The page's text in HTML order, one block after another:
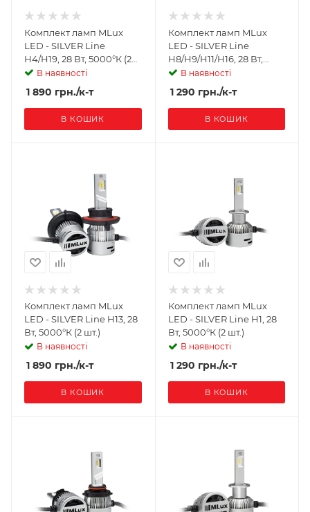
Комплект ламп MLux
LED - SILVER Line
H4/H19, 28 Вт, 5000°К (2
шт.)В наявності
1 890 грн./к-т
В КОШИК
Комплект ламп MLux
LED - SILVER Line
H8/H9/H11/H16, 28 Вт,
5000°К (2 шт.)
В наявності
1 290 грн./к-т
В КОШИК
Комплект ламп MLux
LED - SILVER Line H13, 28
Вт, 5000°К (2 шт.)
В наявності
1 890 грн./к-т
В КОШИК
Комплект ламп MLux
LED - SILVER Line H1, 28
Вт, 5000°К (2 шт.)
В наявності
1 290 грн./к-т
В КОШИК